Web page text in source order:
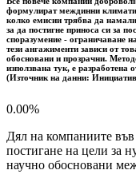
формулират междинни
колко емисии трябва да
за да постигне приноса си за
споразумение - ограничаване
тези ангажименти зависи от
обосновани и прозрачни.
използвана тук, е разработена
(Източник на данни:
0.00%
Дял на компаниите
постигане на цели за
научно обосновани